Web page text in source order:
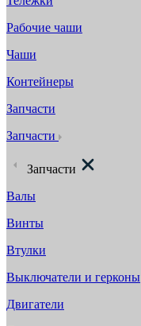
Рабочие чаши
Чаши
Контейнеры
Запчасти
Запчасти
Запчасти
Валы
Винты
Втулки
Выключатели и герконы
Двигатели